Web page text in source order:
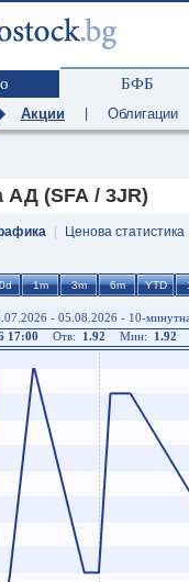
БФБ
Акции Облигации
(SFA / 3JR)
Ценова статистика
- 05.08.2026 - 10-
17:00
Отв: 1.92 Мин: 1.92